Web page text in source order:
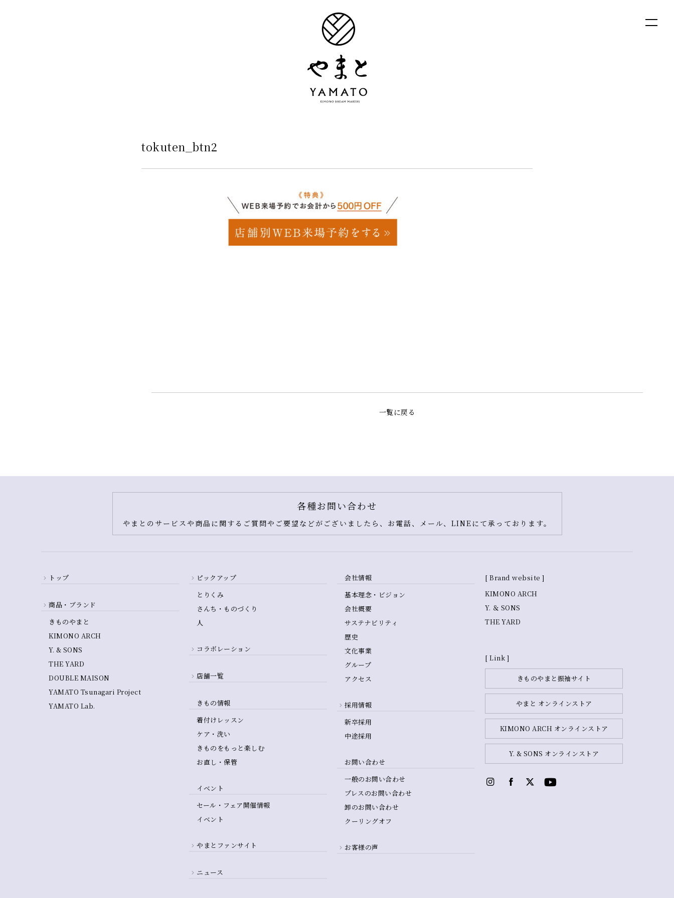
tokuten_btn2
一覧に戻る
各種お問い合わせ
やまとのサービスや商品に関するご質問やご要望などがございましたら、お電話、メール、LINEにて承っております。
トップ
商品・ブランド
きものやまと
KIMONO ARCH
Y. & SONS
THE YARD
DOUBLE MAISON
YAMATO Tsunagari Project
YAMATO Lab.
ピックアップ
とりくみ
さんち・ものづくり
人
コラボレーション
店舗一覧
きもの情報
着付けレッスン
ケア・洗い
きものをもっと楽しむ
お直し・保管
イベント
セール・フェア開催情報
イベント
やまとファンサイト
ニュース
会社情報
基本理念・ビジョン
会社概要
サステナビリティ
歴史
文化事業
グループ
アクセス
採用情報
新卒採用
中途採用
お問い合わせ
一般のお問い合わせ
プレスのお問い合わせ
卸のお問い合わせ
クーリングオフ
お客様の声
[ Brand website ]
KIMONO ARCH
Y. ＆ SONS
THE YARD
[ Link ]
きものやまと振袖サイト
やまと オンラインストア
KIMONO ARCH オンラインストア
Y. & SONS オンラインストア